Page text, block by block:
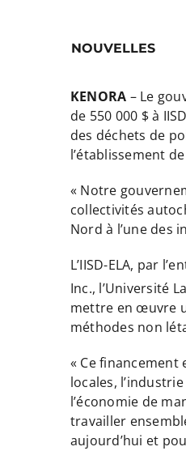
NOUVELLES
KENORA – Le
de 550 000 $ à
des déchets de
l’établissement
« Notre
collectivités
Nord à l’une des
L’IISD-ELA, par
Inc., l’Université
mettre en œuvre
méthodes non
« Ce financement
locales,
l’économie de
travailler
aujourd’hui et